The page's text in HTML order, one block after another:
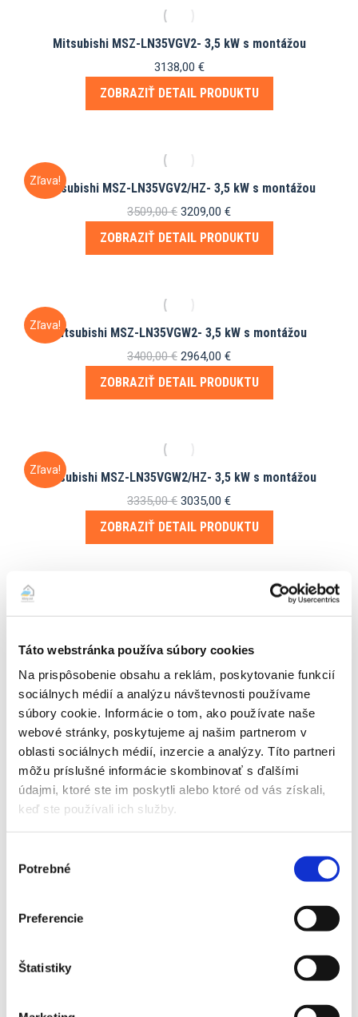
Táto webstránka používa súbory cookies
Na prispôsobenie obsahu a reklám, poskytovanie funkcií
sociálnych médií a analýzu návštevnosti používame
súbory cookie. Informácie o tom, ako používate naše
webové stránky, poskytujeme aj našim partnerom v
oblasti sociálnych médií, inzercie a analýzy. Títo partneri
môžu príslušné informácie skombinovať s ďalšími
údajmi, ktoré ste im poskytli alebo ktoré od vás získali,
keď ste používali ich služby.
súhlasu
Potrebné
Preferencie
Štatistiky
Mitsubishi MSZ-LN35VGV2- 3,5 kW s montážou
3138,00 €
ZOBRAZIŤ DETAIL PRODUKTU
Zľava!
Mitsubishi MSZ-LN35VGV2/HZ- 3,5 kW s montážou
3509,00€ Pôvodná
cena
3209,00 €Aktuálna
cena
ZOBRAZIŤ DETAIL PRODUKTU
Zľava!Mitsubishi MSZ-LN35VGW2- 3,5 kW s montážou
3400,00€ Pôvodná
cena
2964,00 €Aktuálna
cena
ZOBRAZIŤ DETAIL PRODUKTU
Zľava!
Mitsubishi MSZ-LN35VGW2/HZ- 3,5 kW s montážou
3335,00€ Pôvodná
cena
3035,00 €Aktuálna
cena
ZOBRAZIŤ DETAIL PRODUKTU
Mitsubishi MSZ-LN50VGB2- 5 KW s montážou
3567,00€
ZOBRAZIŤ DETAIL PRODUKTU
Zľava!Mitsubishi MSZ-LN50VGB2/HZ- 5 KW s montážou
4200,00€ Pôvodná
3833,00€Aktuálna
ZOBRAZIŤ DETAIL PRODUKTU
Mitsubishi MSZ-LN50VGV2-E1 – 5,0 kW s montážou